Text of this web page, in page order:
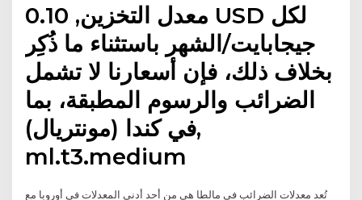
معدل التخزين, 0.10 USD لكل
جيجابايت/الشهر باستثناء ما ذُكِر
بخلاف ذلك، فإن أسعارنا لا تشمل
الضرائب والرسوم المطبقة، بما
في كندا (مونتريال),
ml.t3.medium
تُعد معدلات الضرائب في مالطا هي من أحد أدنى المعدلات في أوروبا مع